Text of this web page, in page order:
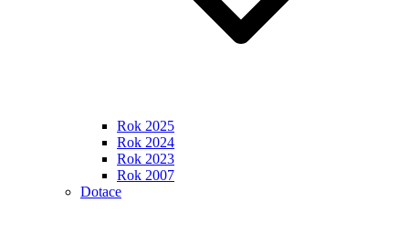
Rok 2025
Rok 2024
Rok 2023
Rok 2007
Dotace